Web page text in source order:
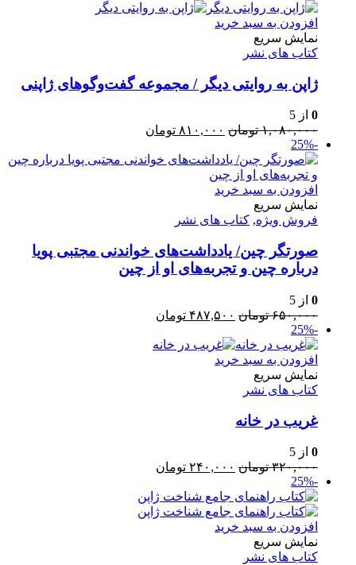
۸۰,۰۰۰ تومان
بود.
۷۰,۰۰۰ تومان.
افزودن به سبد خرید
نمایش سریع
کتاب های نشر
ژاپن به روایتی دیگر / مجموعه گفت‌وگوهای ژاپنی
0 از 5
۱,۰۸۰,۰۰۰ تومان قیمت
۱,۰۸۰,۰۰۰ تومان
بود.
۸۱۰,۰۰۰ تومان
۸۱۰,۰۰۰ تومان.
-25%
افزودن به سبد خرید
نمایش سریع
فروش ویژه, کتاب های نشر
صورتگر چین/ یادداشت‌های خواندنی مجتبی پویا
درباره چین و تجربه‌های او از چین
0 از 5
۶۵۰,۰۰۰ تومان قیمت
۶۵۰,۰۰۰ تومان
بود.
۴۸۷,۵۰۰ تومان
۴۸۷,۵۰۰ تومان.
-25%
افزودن به سبد خرید
نمایش سریع
کتاب های نشر
غریب در خانه
0 از 5
۳۲۰,۰۰۰ تومان قیمت
۳۲۰,۰۰۰ تومان
بود.
۲۴۰,۰۰۰ تومان
۲۴۰,۰۰۰ تومان.
-25%
افزودن به سبد خرید
نمایش سریع
کتاب های نشر